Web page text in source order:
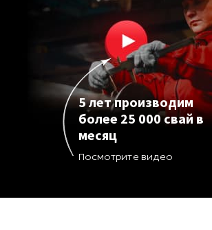
5 лет производим
более 25 000 свай в
месяц
Посмотрите видео